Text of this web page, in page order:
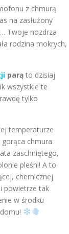
z chmurą
na zasłużony
Twoje nozdrza
rodzina mokrych,
parą to dzisiaj
wszystkie te
tylko
temperaturze
chmura
zaschniętego,
pleśni! A to
chemicznej
powietrze tak
w środku